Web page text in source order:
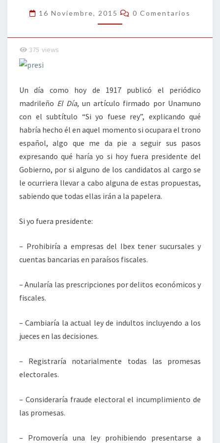
FUERA
PRESIDENTE
16 Noviembre, 2015 Comentarios
0 Comentarios
375 views
Un día como hoy de 1917 publicó el periódico
madrileño El Día, un artículo firmado por Unamuno
con el subtítulo “Si yo fuese rey”, explicando qué
habría hecho él en aquel momento si ocupara el trono
español, algo que me da pie a seguir sus pasos
expresando qué haría yo si hoy fuera presidente del
Gobierno, por si alguno de los candidatos al cargo se
le ocurriera llevar a cabo alguna de estas propuestas,
sabiendo que todas ellas irán a la papelera.
Si yo fuera presidente:
– Prohibiría a empresas del Ibex tener sucursales y
cuentas bancarias en paraísos fiscales.
– Anularía las prescripciones por delitos económicos y
fiscales.
– Cambiaría la actual ley de indultos incluyendo a los
jueces en las decisiones.
– Registraría notarialmente todas las promesas
electorales.
– Consideraría fraude electoral el incumplimiento de
las promesas.
– Promovería una ley prohibiendo presentarse a